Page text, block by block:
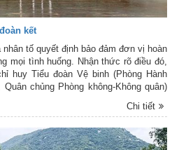
kết
tố quyết định bảo đảm đơn vị hoàn
mọi tình huống. Nhận thức rõ điều đó,
huy Tiểu đoàn Vệ binh (Phòng Hành
chủng Phòng không-Không quân)
vị vững mạnh toàn diện (VMTD) “Mẫu
Chi tiết